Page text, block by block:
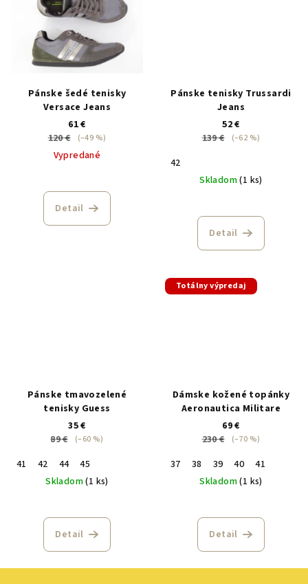
Pánske šedé tenisky
Versace Jeans
61 €
120 €
(–49 %)
Vypredané
Detail
Pánske tenisky Trussardi
Jeans
52 €
139 €
(–62 %)
42
Skladom(1 ks)
Detail
Pánske tmavozelené
tenisky Guess
35 €
89 €
(–60 %)
41 42 44
45
Skladom(1 ks)
Detail
Totálny výpredaj
Dámske kožené topánky
Aeronautica Militare
69 €
230 €
(–70 %)
37 38 39 40
41
Skladom(1 ks)
Detail